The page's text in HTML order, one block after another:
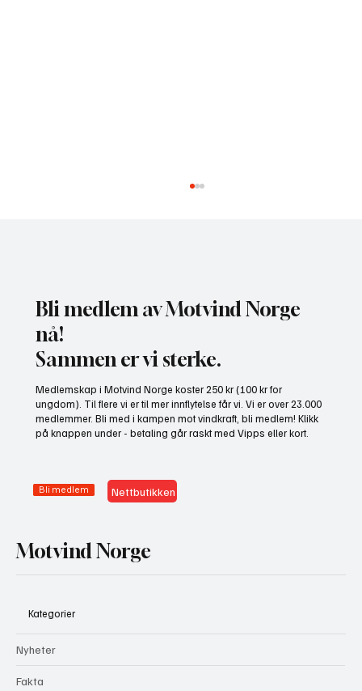
presse fram mer vindkraft
Bli medlem av Motvind Norge
nå!
Sammen er vi sterke.
Medlemskap i Motvind Norge koster 250 kr (100 kr for
ungdom). Til flere vi er til mer innflytelse får vi. Vi er over 23.000
medlemmer. Bli med i kampen mot vindkraft, bli medlem! Klikk
på knappen under - betaling går raskt med Vipps eller kort.
Bli medlem Nettbutikken
Motvind Norge
Kategorier
Nyheter
Fakta